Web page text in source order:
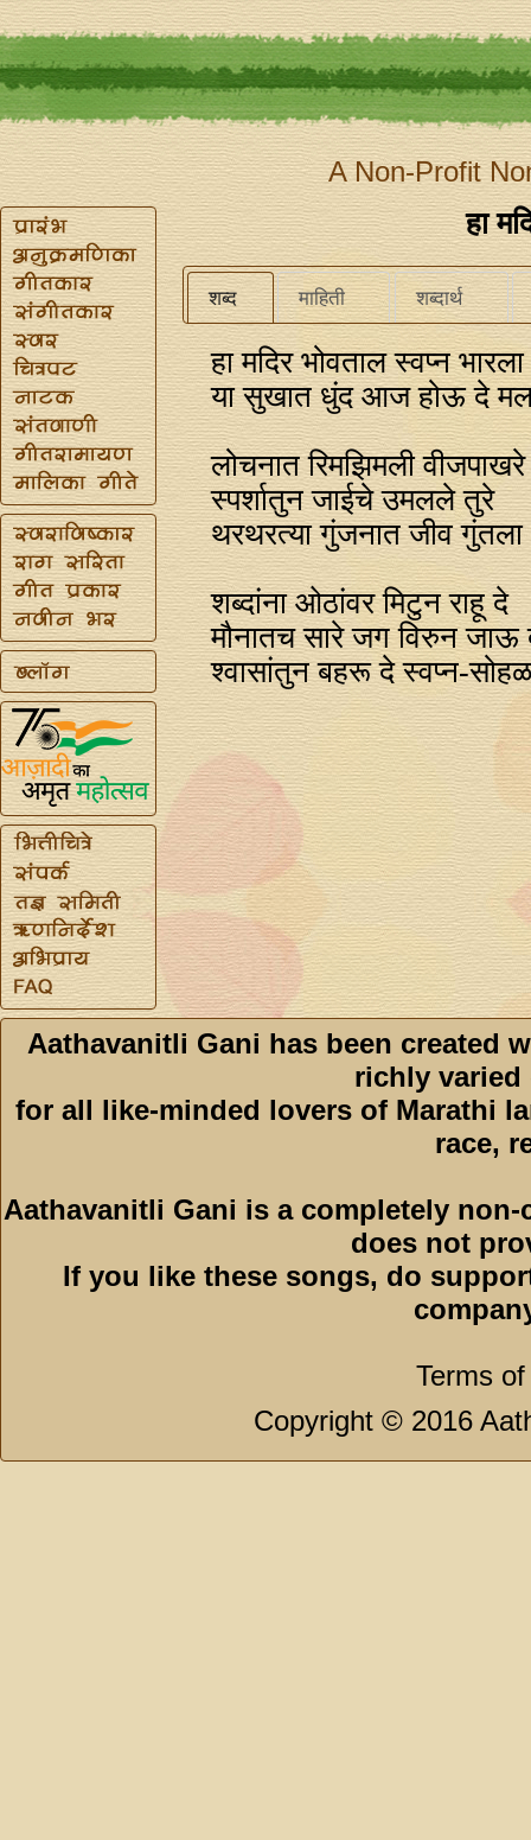
A Non-Profit
हा
शब्द माहिती शब्दार्थ
हा मदिर भोवताल स्वप्‍न भारला
या सुखात धुंद आज होऊ दे
लोचनात रिमझिमली वीजपाखरे
स्पर्शातुन जाईचे उमलले तुरे
थरथरत्या गुंजनात जीव गुंतला
शब्दांना ओठांवर मिटुन राहू दे
मौनातच सारे जग विरुन जाऊ
श्वासांतुन बहरू दे स्वप्‍न-
Aathavanitli Gani has been created
richly varied
for all like-minded lovers of Marathi
race,
Aathavanitli Gani is a completely
does not
If you like these songs, do
Terms
Copyright © 2016